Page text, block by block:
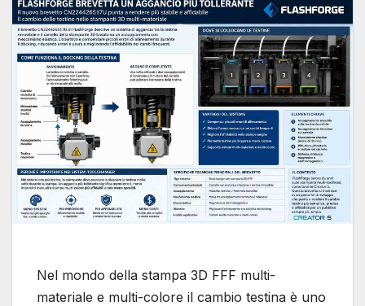
Nel mondo della stampa 3D FFF multi-
materiale e multi-colore il cambio testina è uno